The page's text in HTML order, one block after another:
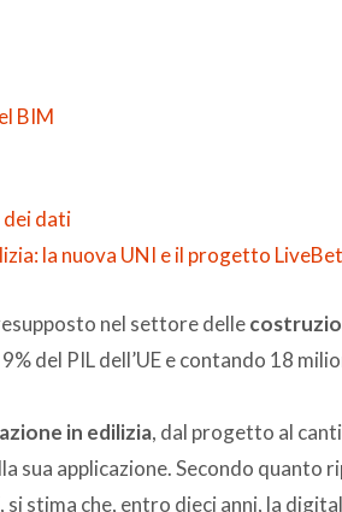
BIM
dei dati
la nuova UNI e il progetto
nel settore delle
del PIL dell’UE e contando 18
in edilizia, dal progetto al
sua applicazione. Secondo quanto
si stima che, entro dieci anni, la